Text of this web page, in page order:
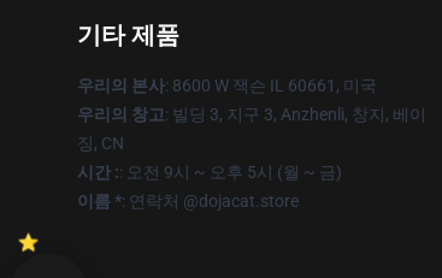
기타 제품
우리의 본사: 8600 W 잭슨 IL 60661, 미국
우리의 창고: 빌딩 3, 지구 3, Anzhenli, 창지, 베이
징, CN
시간 :: 오전 9시 ~ 오후 5시 (월 ~ 금)
이름 *: 연락처 @dojacat.store